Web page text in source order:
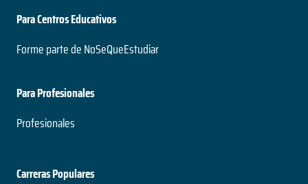
Para Centros Educativos
Forme parte de NoSeQueEstudiar
Para Profesionales
Profesionales
Carreras Populares